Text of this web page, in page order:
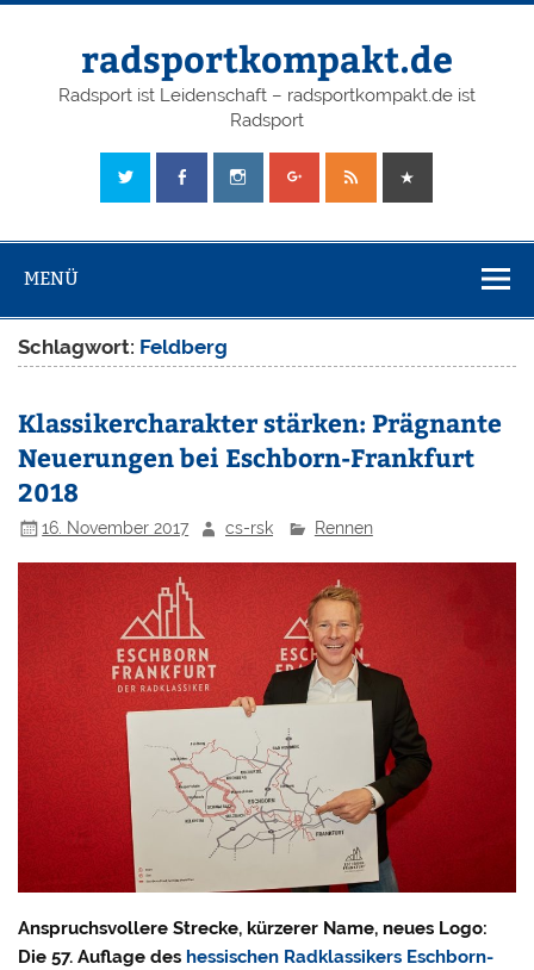
radsportkompakt.de
Radsport ist Leidenschaft – radsportkompakt.de ist
Radsport
MENÜ
Schlagwort: Feldberg
Klassikercharakter stärken: Prägnante
Neuerungen bei Eschborn-Frankfurt
2018
16. November 2017 cs-rsk Rennen
Anspruchsvollere Strecke, kürzerer Name, neues Logo:
Die 57. Auflage des hessischen Radklassikers Eschborn-